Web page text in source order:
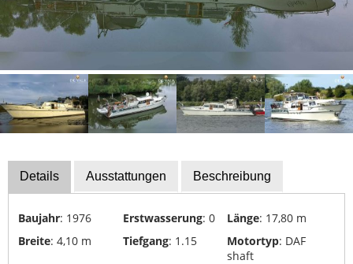
Messekalender
Sachverständige
Segel-
&
Sportbootschulen
Versicherungen
Recycling
&
-
Entsorgung
Details Ausstattungen Beschreibung
Baujahr: 1976 Erstwasserung: 0 Länge: 17,80 m
Breite: 4,10 m Tiefgang: 1.15 Motortyp: DAF
shaft